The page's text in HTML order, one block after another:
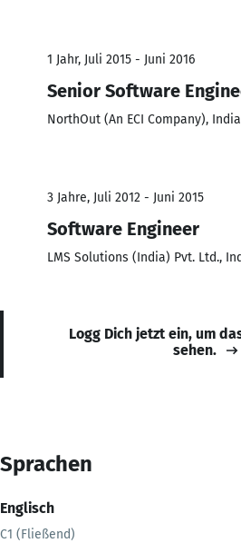
1 Jahr, Juli 2015 - Juni 2016
Senior Software
NorthOut (An ECI Company), India
3 Jahre, Juli 2012 - Juni 2015
Software Engineer
LMS Solutions (India) Pvt. Ltd.,
Logg Dich jetzt ein, um
sehen.
Sprachen
Englisch
C1 (Fließend)